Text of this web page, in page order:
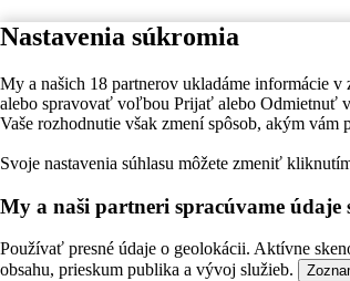
Nastavenia súkromia
My a našich 18 partnerov ukladáme informácie
alebo spravovať voľbou Prijať alebo Odmietnuť
Vaše rozhodnutie však zmení spôsob, akým vám
Svoje nastavenia súhlasu môžete zmeniť
My a naši partneri spracúvame údaje
Používať presné údaje o geolokácii. Aktívne
obsahu, prieskum publika a vývoj služieb.